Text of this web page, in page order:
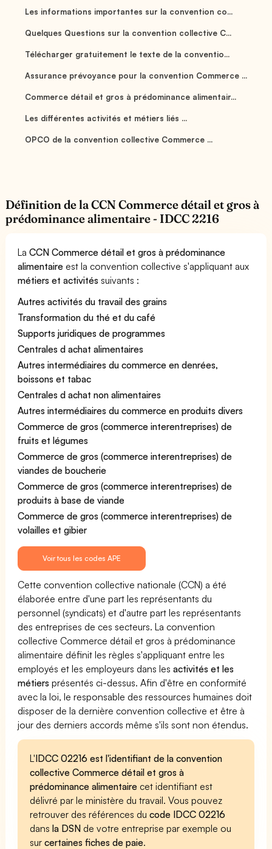
Les informations importantes sur la convention co...
Quelques Questions sur la convention collective C...
Télécharger gratuitement le texte de la conventio...
Assurance prévoyance pour la convention Commerce ...
Commerce détail et gros à prédominance alimentair...
Les différentes activités et métiers liés ...
OPCO de la convention collective Commerce ...
Définition de la CCN Commerce détail et gros à
prédominance alimentaire - IDCC 2216
LaCCN Commerce détail et gros à prédominance
alimentaire est la convention collective s'appliquant aux
métiers et activités suivants :
Autres activités du travail des grains
Transformation du thé et du café
Supports juridiques de programmes
Centrales d achat alimentaires
Autres intermédiaires du commerce en denrées,
boissons et tabac
Centrales d achat non alimentaires
Autres intermédiaires du commerce en produits divers
Commerce de gros (commerce interentreprises) de
fruits et légumes
Commerce de gros (commerce interentreprises) de
viandes de boucherie
Commerce de gros (commerce interentreprises) de
produits à base de viande
Commerce de gros (commerce interentreprises) de
volailles et gibier
Voir tous les codes APE
Cette convention collective nationale (CCN) a été
élaborée entre d'une part les représentants du
personnel (syndicats) et d'autre part les représentants
des entreprises de ces secteurs. La convention
collective Commerce détail et gros à prédominance
alimentaire définit les règles s'appliquant entre les
employés et les employeurs dans lesactivités et les
métiers présentés ci-dessus. Afin d'être en conformité
avec la loi, le responsable des ressources humaines doit
disposer de la dernière convention collective et être à
jour des derniers accords même s'ils sont non étendus.
L'IDCC 02216 est l'identifiant de la convention
collective Commerce détail et gros à
prédominance alimentaire cet identifiant est
délivré par le ministère du travail. Vous pouvez
retrouver des références ducode IDCC 02216
dansla DSN de votre entreprise par exemple ou
surcertaines fiches de paie.